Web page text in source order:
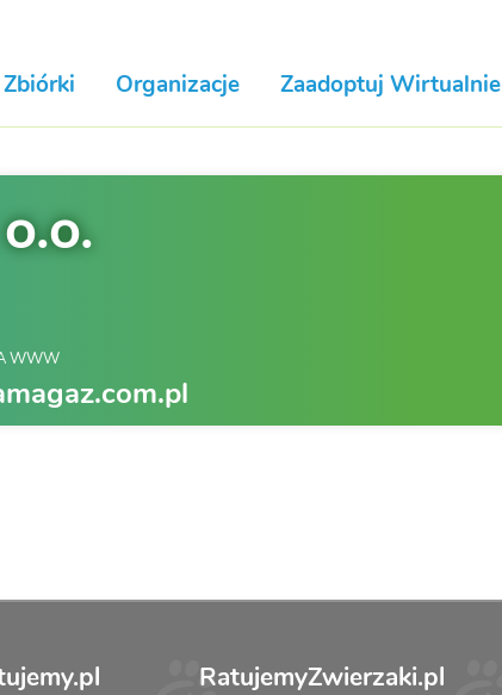
Zbiórki Organizacje Zaadoptuj Wirtualnie
WWW
RatujemyZwierzaki.pl